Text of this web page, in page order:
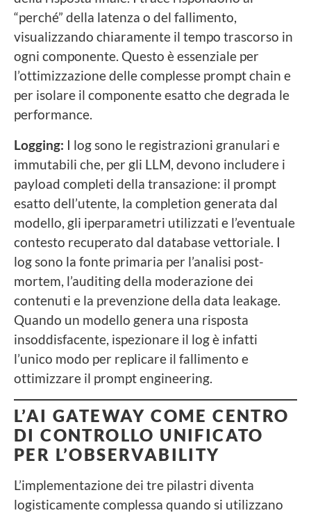
“perché” della latenza o del fallimento,
visualizzando chiaramente il tempo trascorso in
ogni componente. Questo è essenziale per
l’ottimizzazione delle complesse prompt chain e
per isolare il componente esatto che degrada le
performance.
Logging: I log sono le registrazioni granulari e
immutabili che, per gli LLM, devono includere i
payload completi della transazione: il prompt
esatto dell’utente, la completion generata dal
modello, gli iperparametri utilizzati e l’eventuale
contesto recuperato dal database vettoriale. I
log sono la fonte primaria per l’analisi post-
mortem, l’auditing della moderazione dei
contenuti e la prevenzione della data leakage.
Quando un modello genera una risposta
insoddisfacente, ispezionare il log è infatti
l’unico modo per replicare il fallimento e
ottimizzare il prompt engineering.
L’AI GATEWAY COME CENTRO
DI CONTROLLO UNIFICATO
PER L’OBSERVABILITY
L’implementazione dei tre pilastri diventa
logisticamente complessa quando si utilizzano